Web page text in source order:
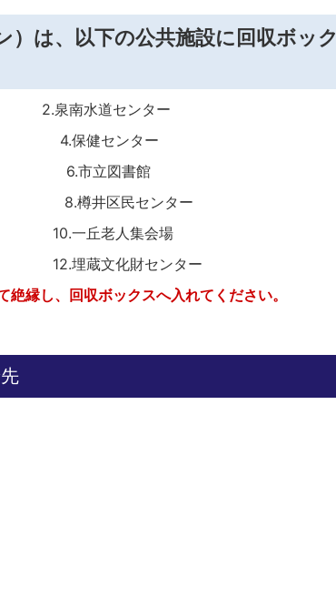
は、以下の公共施設に回収ボック
2.泉南水道センター
健センター
立図書館
民センター
丘老人集会場
文化財センター
縁し、回収ボックスへ入れてください。